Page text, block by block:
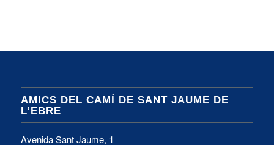
AMICS DEL CAMÍ DE SANT JAUME DE
L’EBRE
Avenida Sant Jaume, 1